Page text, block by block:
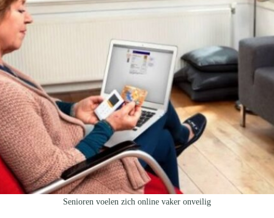
Senioren voelen zich online vaker onveilig